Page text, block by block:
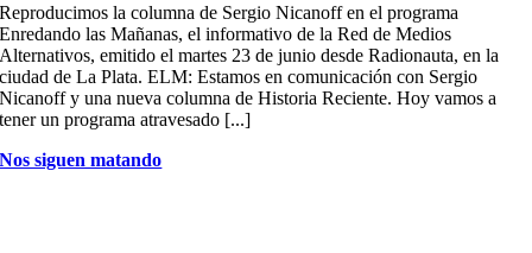
Reproducimos la columna de Sergio Nicanoff en el programa
Enredando las Mañanas, el informativo de la Red de Medios
Alternativos, emitido el martes 23 de junio desde Radionauta, en la
ciudad de La Plata. ELM: Estamos en comunicación con Sergio
Nicanoff y una nueva columna de Historia Reciente. Hoy vamos a
tener un programa atravesado [...]
Nos siguen matando